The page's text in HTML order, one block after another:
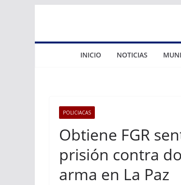
INICIO NOTICIAS
POLICIACAS
Obtiene FGR
prisión contra
arma en La Paz